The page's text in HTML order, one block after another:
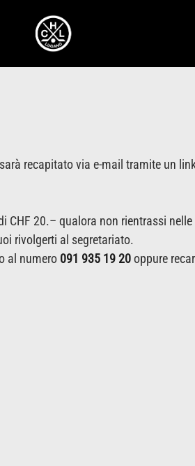
recapitato via e-mail tramite un
20.– qualora non rientrassi
rivolgerti al segretariato.
al numero 091 935 19 20oppure